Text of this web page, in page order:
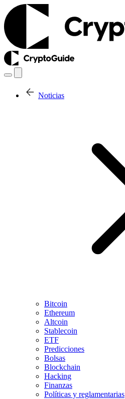
Noticias
Bitcoin
Ethereum
Altcoin
Stablecoin
ETF
Predicciones
Bolsas
Blockchain
Hacking
Finanzas
Políticas y reglamentarias